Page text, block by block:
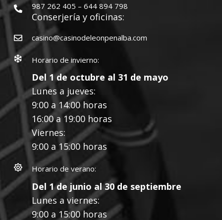
987 262 405 – 644 894 798
Conserjería y oficinas:
casino@casinodeleonpenalba.com
Horario de invierno:
Del 1 de octubre al 31 de mayo
Lunes a jueves:
9:00 a 14:00 horas
16:00 a 19:00 horas
Viernes:
9:00 a 15:00 horas
Horario de verano:
Del 1 de junio al 30 de septiembre
Lunes a viernes:
9:00 a 15:00 horas